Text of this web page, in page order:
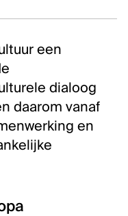
een
dialoog
daarom vanaf
en